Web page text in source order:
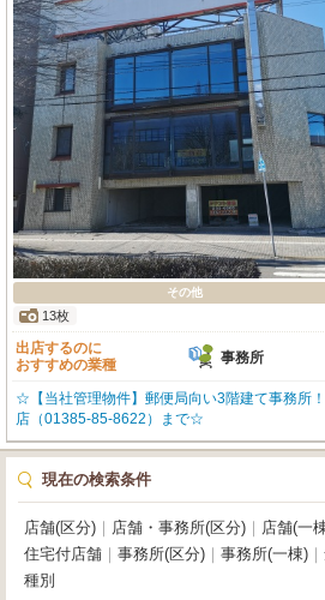
その他
13枚
出店するのに
おすすめの業種
事務所
☆【当社管理物件】郵便局向い3階建て事務所
店（01385-85-8622）まで☆
現在の検索条件
店舗(区分) 店舗・事務所(区分) 店舗(一
住宅付店舗
事務所(区分) 事務所(一棟)
種別